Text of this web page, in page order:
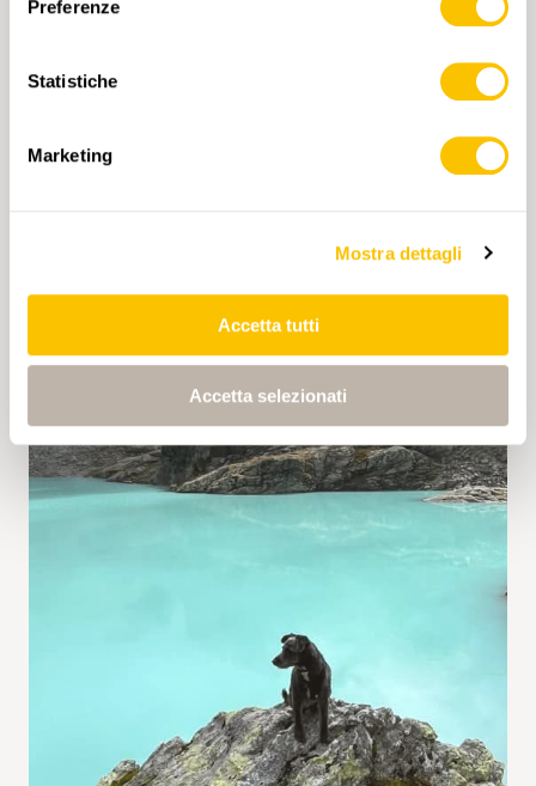
Preferenze
Statistiche
Marketing
Mostra dettagli
Accetta tutti
Accetta selezionati